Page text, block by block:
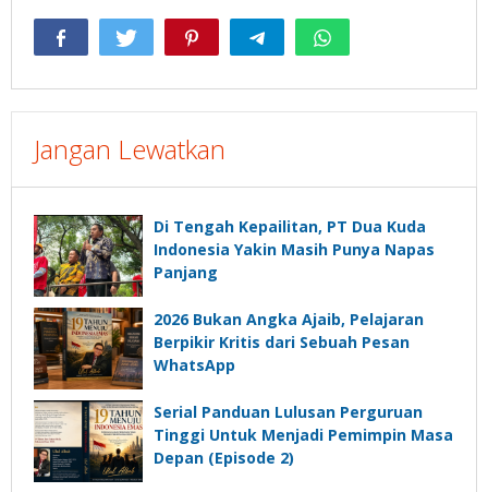
Jangan Lewatkan
Di Tengah Kepailitan, PT Dua Kuda
Indonesia Yakin Masih Punya Napas
Panjang
2026 Bukan Angka Ajaib, Pelajaran
Berpikir Kritis dari Sebuah Pesan
WhatsApp
Serial Panduan Lulusan Perguruan
Tinggi Untuk Menjadi Pemimpin Masa
Depan (Episode 2)